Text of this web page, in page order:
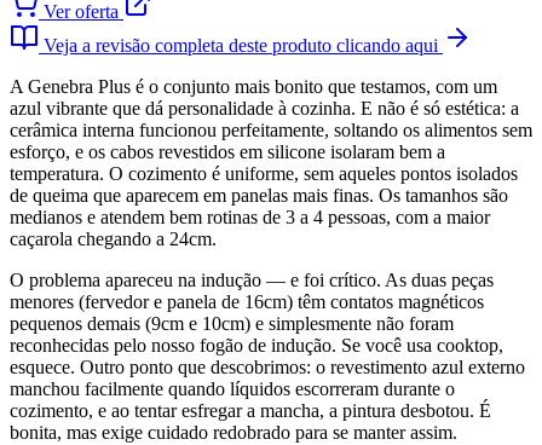
Ver oferta
Veja a revisão completa deste produto clicando aqui
A Genebra Plus é o conjunto mais bonito que testamos, com um
azul vibrante que dá personalidade à cozinha. E não é só estética: a
cerâmica interna funcionou perfeitamente, soltando os alimentos sem
esforço, e os cabos revestidos em silicone isolaram bem a
temperatura. O cozimento é uniforme, sem aqueles pontos isolados
de queima que aparecem em panelas mais finas. Os tamanhos são
medianos e atendem bem rotinas de 3 a 4 pessoas, com a maior
caçarola chegando a 24cm.
O problema apareceu na indução — e foi crítico. As duas peças
menores (fervedor e panela de 16cm) têm contatos magnéticos
pequenos demais (9cm e 10cm) e simplesmente não foram
reconhecidas pelo nosso fogão de indução. Se você usa cooktop,
esquece. Outro ponto que descobrimos: o revestimento azul externo
manchou facilmente quando líquidos escorreram durante o
cozimento, e ao tentar esfregar a mancha, a pintura desbotou. É
bonita, mas exige cuidado redobrado para se manter assim.